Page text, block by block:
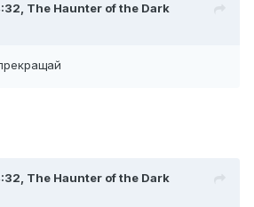
The Haunter of the Dark
The Haunter of the Dark